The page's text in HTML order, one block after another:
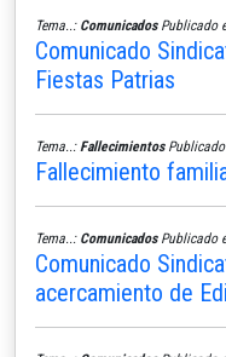
Tema..: ComunicadosPublicado
Comunicado
Fiestas Patrias
Tema..: Fallecimientos
Fallecimiento
Tema..: ComunicadosPublicado
Comunicado
acercamiento de